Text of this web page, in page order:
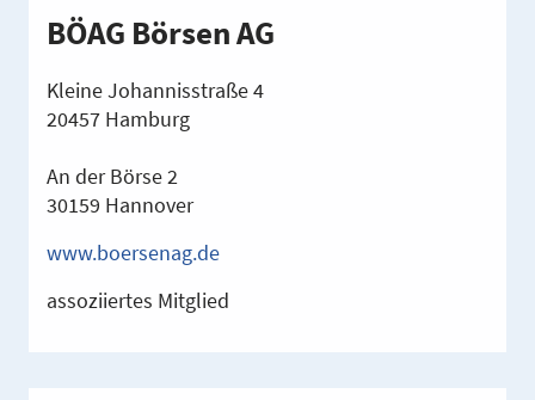
BÖAG Börsen AG
Kleine Johannisstraße 4
20457 Hamburg
An der Börse 2
30159 Hannover
www.boersenag.de
assoziiertes Mitglied